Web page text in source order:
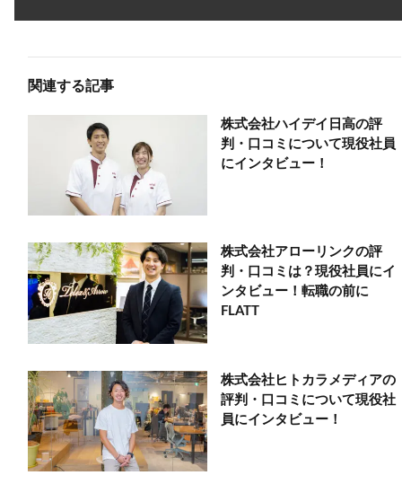
関連する記事
株式会社ハイデイ日高の評
判・口コミについて現役社員
にインタビュー！
株式会社アローリンクの評
判・口コミは？現役社員にイ
ンタビュー！転職の前に
FLATT
株式会社ヒトカラメディアの
評判・口コミについて現役社
員にインタビュー！